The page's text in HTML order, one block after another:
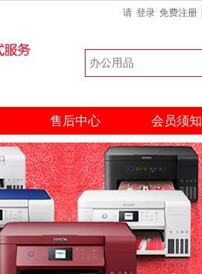
请 登录 免费注册
售后中心 会员须知